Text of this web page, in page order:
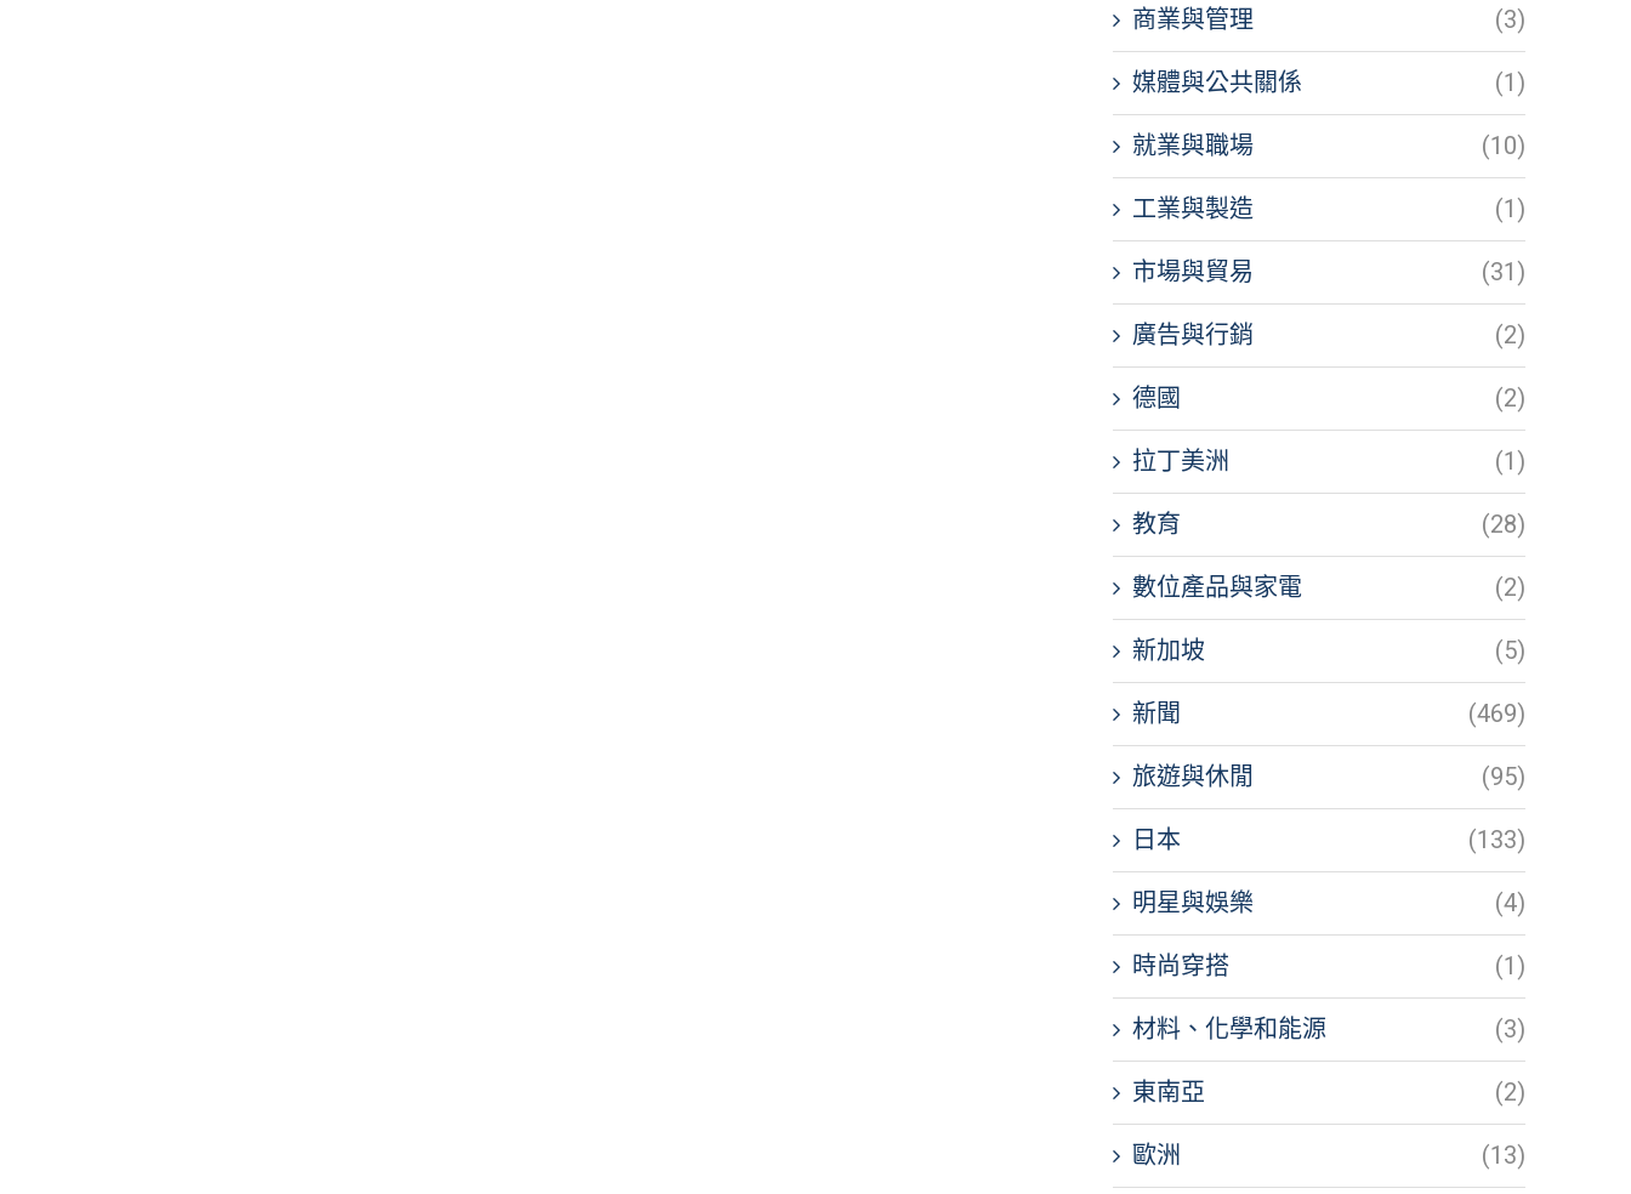
商業與管理 (3)
媒體與公共關係 (1)
就業與職場 (10)
工業與製造 (1)
市場與貿易 (31)
廣告與行銷 (2)
德國 (2)
拉丁美洲 (1)
教育 (28)
數位產品與家電 (2)
新加坡 (5)
新聞 (469)
旅遊與休閒 (95)
日本 (133)
明星與娛樂 (4)
時尚穿搭 (1)
材料、化學和能源 (3)
東南亞 (2)
歐洲 (13)